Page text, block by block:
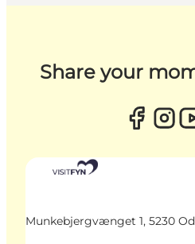
Share your
Munkebjergvænget 1, 5230